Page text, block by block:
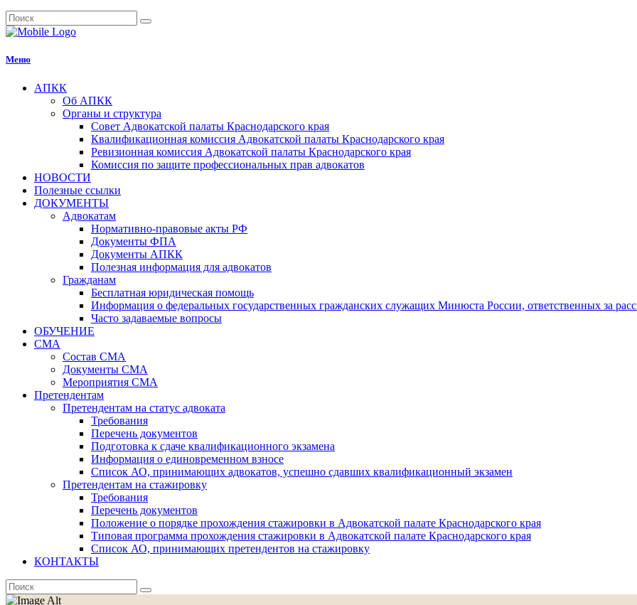
Меню
АПКК
Об АПКК
Органы и структура
Совет Адвокатской палаты Краснодарского края
Квалификационная комиссия Адвокатской палаты Краснодарского края
Ревизионная комиссия Адвокатской палаты Краснодарского края
Комиссия по защите профессиональных прав адвокатов
НОВОСТИ
Полезные ссылки
ДОКУМЕНТЫ
Адвокатам
Нормативно-правовые акты РФ
Документы ФПА
Документы АПКК
Полезная информация для адвокатов
Гражданам
Бесплатная юридическая помощь
Информация о федеральных государственных гражданских служащих Минюста России, ответственных за
Часто задаваемые вопросы
ОБУЧЕНИЕ
СМА
Состав СМА
Документы СМА
Мероприятия СМА
Претендентам
Претендентам на статус адвоката
Требования
Перечень документов
Подготовка к сдаче квалификационного экзамена
Информация о единовременном взносе
Список АО, принимающих адвокатов, успешно сдавших квалификационный экзамен
Претендентам на стажировку
Требования
Перечень документов
Положение о порядке прохождения стажировки в Адвокатской палате Краснодарского края
Типовая программа прохождения стажировки в Адвокатской палате Краснодарского края
Список АО, принимающих претендентов на стажировку
КОНТАКТЫ